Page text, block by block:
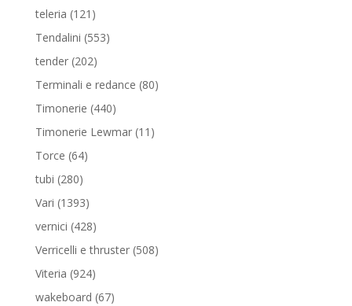
prodotti
teleria 121 121
prodotti
Tendalini 553553
tender 202202
prodotti
Terminali e redance 8080
Timonerie 440440
prodotti
Timonerie Lewmar 11 11
Torce 6464
tubi 280280
prodotti
Vari 13931393
prodotti
vernici 428428
prodotti
Verricelli e thruster 508508
Viteria 924924
prodotti
wakeboard 6767